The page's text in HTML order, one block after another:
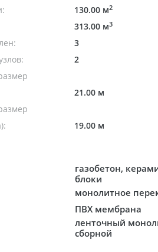
130.00 м2
313.00 м3
3
2
21.00 м
19.00 м
газобетон,
блоки
монолитное
ПВХ мембрана
ленточный
сборной